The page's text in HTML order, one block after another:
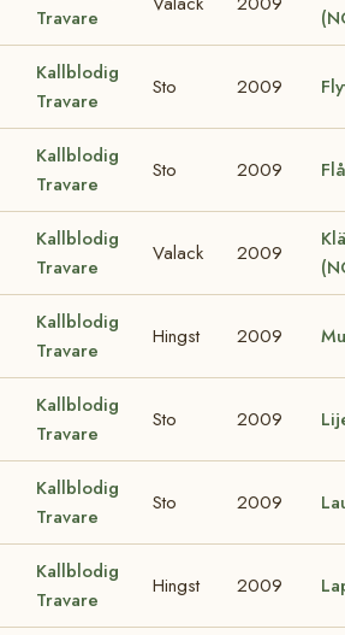
Travare
Kallblodig
Travare
Sto 2009
Kallblodig
Travare
Sto 2009
Kallblodig
Travare
Valack 2009
Kallblodig
Travare
Hingst 2009
Kallblodig
Travare
Sto 2009
Kallblodig
Travare
Sto 2009
Kallblodig
Travare
Hingst 2009